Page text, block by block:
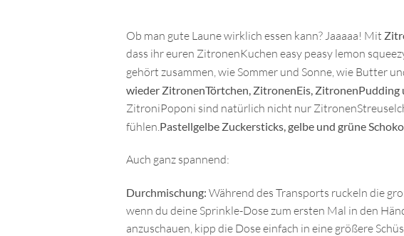
Ob man gute Laune wirklich essen kann? Jaaaaa! Mit
dass ihr euren ZitronenKuchen easy peasy lemon
gehört zusammen, wie Sommer und Sonne, wie Butter
wieder ZitronenTörtchen, ZitronenEis,
ZitroniPoponi sind natürlich nicht nur
fühlen.Pastellgelbe Zuckersticks, gelbe und grüne
Auch ganz spannend:
Durchmischung: Während des Transports ruckeln die
wenn du deine Sprinkle-Dose zum ersten Mal in den
anzuschauen, kipp die Dose einfach in eine größere